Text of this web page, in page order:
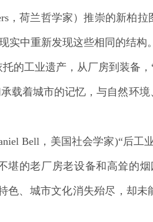
，荷兰哲学家）推崇的新柏
实中重新发现这些相同的结构
工业遗产，从厂房到装备，
载着城市的记忆，与自然环
Bell，美国社会学家)“后工
的老厂房老设备和高耸的
色、城市文化消失殆尽，却